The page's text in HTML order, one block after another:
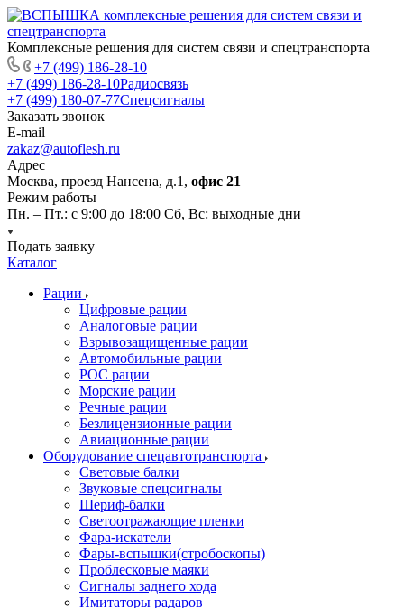
Комплексные решения для систем связи и спецтранспорта
+7 (499) 186-28-10
+7 (499) 186-28-10Радиосвязь
+7 (499) 180-07-77Спецсигналы
Заказать звонок
E-mail
zakaz@autoflesh.ru
Адрес
Москва, проезд Нансена, д.1, офис 21
Режим работы
Пн. – Пт.: с 9:00 до 18:00 Cб, Вс: выходные дни
Подать заявку
Каталог
Рации
Цифровые рации
Аналоговые рации
Взрывозащищенные рации
Автомобильные рации
POC рации
Морские рации
Речные рации
Безлицензионные рации
Авиационные рации
Оборудование спецавтотранспорта
Световые балки
Звуковые спецсигналы
Шериф-балки
Светоотражающие пленки
Фара-искатели
Фары-вспышки(стробоскопы)
Проблесковые маяки
Сигналы заднего хода
Имитаторы радаров